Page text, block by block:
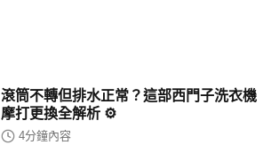
滾筒不轉但排水正常？這部西門子洗衣機
摩打更換全解析 ⚙️
4分鐘內容